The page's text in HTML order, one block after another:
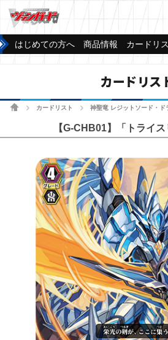
はじめての方へ 商品情報 カードリ
カードリス
ホームカードリスト 神聖竜 レジットソード・ド
【G-CHB01】「トライス